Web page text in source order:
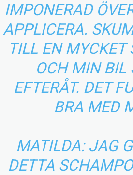
IMPONERAD
APPLICERA.
TILL EN MYCKET
OCH MIN BIL
EFTERÅT. DET
BRA MED
MATILDA: JAG
DETTA